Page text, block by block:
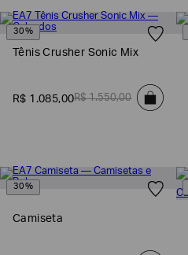
30%
Tênis Crusher Sonic Mix
R$ 1 .085,00R$ 1.550,00
30%
Camiseta